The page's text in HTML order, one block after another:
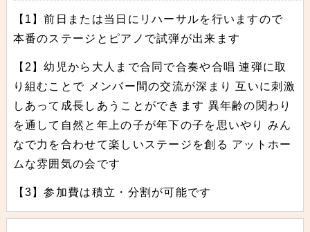
【1】前日または当日にリハーサルを行いますので
本番のステージとピアノで試弾が出来ます
【2】幼児から大人まで合同で合奏や合唱 連弾に取
り組むことで メンバー間の交流が深まり 互いに刺激
しあって成長しあうことができます 異年齢の関わり
を通して自然と年上の子が年下の子を思いやり みん
なで力を合わせて楽しいステージを創る アットホー
ムな雰囲気の会です
【3】参加費は積立・分割が可能です